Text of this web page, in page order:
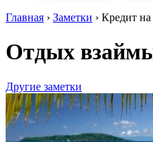
Главная › Заметки › Кредит
Отдых
Другие заметки